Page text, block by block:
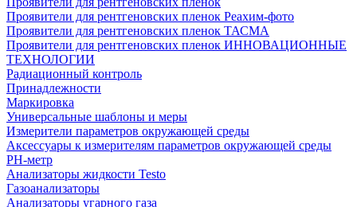
Проявители для рентгеновских пленок Реахим-фото
Проявители для рентгеновских пленок ТАСМА
Проявители для рентгеновских пленок ИННОВАЦИОННЫЕ
ТЕХНОЛОГИИ
Радиационный контроль
Принадлежности
Маркировка
Универсальные шаблоны и меры
Измерители параметров окружающей среды
Аксессуары к измерителям параметров окружающей среды
PH-метр
Анализаторы жидкости Testo
Газоанализаторы
Анализаторы угарного газа